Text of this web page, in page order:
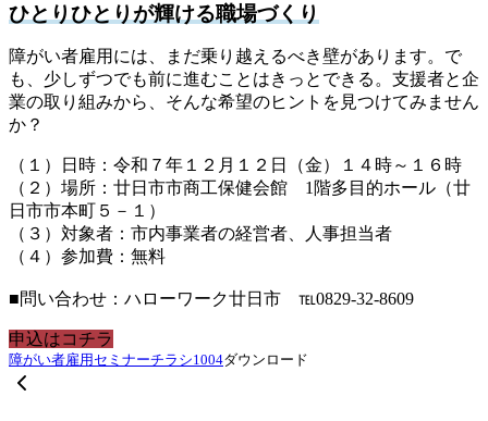
ひとりひとりが輝ける職場づくり
障がい者雇用には、まだ乗り越えるべき壁があります。で
も、少しずつでも前に進むことはきっとできる。支援者と企
業の取り組みから、そんな希望のヒントを見つけてみません
か？
（１）日時：令和７年１２月１２日（金）１４時～１６時
（２）場所：廿日市市商工保健会館 1階多目的ホール（廿
日市市本町５－１）
（３）対象者：市内事業者の経営者、人事担当者
（４）参加費：無料
■問い合わせ：ハローワーク廿日市 ℡0829-32-8609
申込はコチラ
障がい者雇用セミナーチラシ1004ダウンロード